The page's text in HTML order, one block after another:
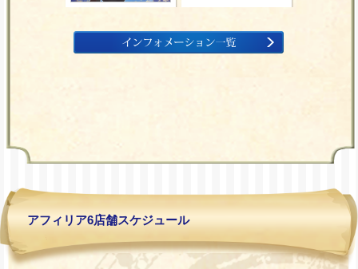
流2026 ～１日体験入
学～」追加募集中
カウント＠エゴイスト
8/24(月)-8/29(土)バク
ステ制服変身ＷＥＥＫ
inスターズ＠スターズ
アンエンカウント＠ス
ターズ
アフィリア6店舗スケジュール